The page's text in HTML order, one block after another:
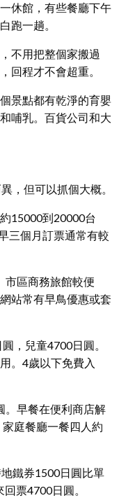
休館，有些餐廳下午
跑一趟。
不用把整個家搬過
回程才不會超重。
景點都有乾淨的育嬰
哺乳。百貨公司和大
，但可以抓個大概。
15000到20000台
三個月訂票通常有較
市區商務旅館較便
站常有早鳥優惠或套
，兒童4700日圓。
。4歲以下免費入
。早餐在便利商店解
庭餐廳一餐四人約
鐵券1500日圓比單
票4700日圓。